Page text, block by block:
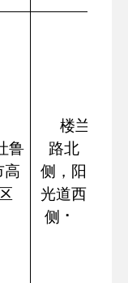
鲁
高
楼兰
路北
侧，阳
光道西
侧 ⠂